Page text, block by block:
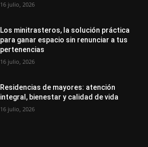
16 julio, 2026
Los minitrasteros, la solución práctica
para ganar espacio sin renunciar a tus
pertenencias
16 julio, 2026
Residencias de mayores: atención
integral, bienestar y calidad de vida
16 julio, 2026